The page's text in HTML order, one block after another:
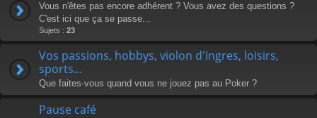
Vous n'êtes pas encore adhérent ? Vous avez des questions ?
C'est ici que ça se passe...
Sujets : 23
Vos passions, hobbys, violon d'Ingres, loisirs,
sports...
Que faites-vous quand vous ne jouez pas au Poker ?
Pause café